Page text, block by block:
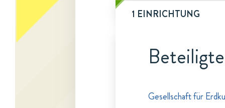
1 EINRICHTUNG
Gesellschaft für